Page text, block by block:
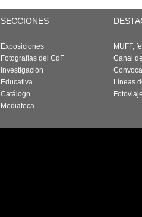
SECCIONES
Exposiciones
Fotografías del CdF
Investigación
Educativa
Catálogo
Mediateca
MUFF,
Canal
Líneas